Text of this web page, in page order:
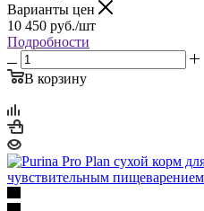
Варианты цен
10 450 руб./шт
Подробности
В корзину